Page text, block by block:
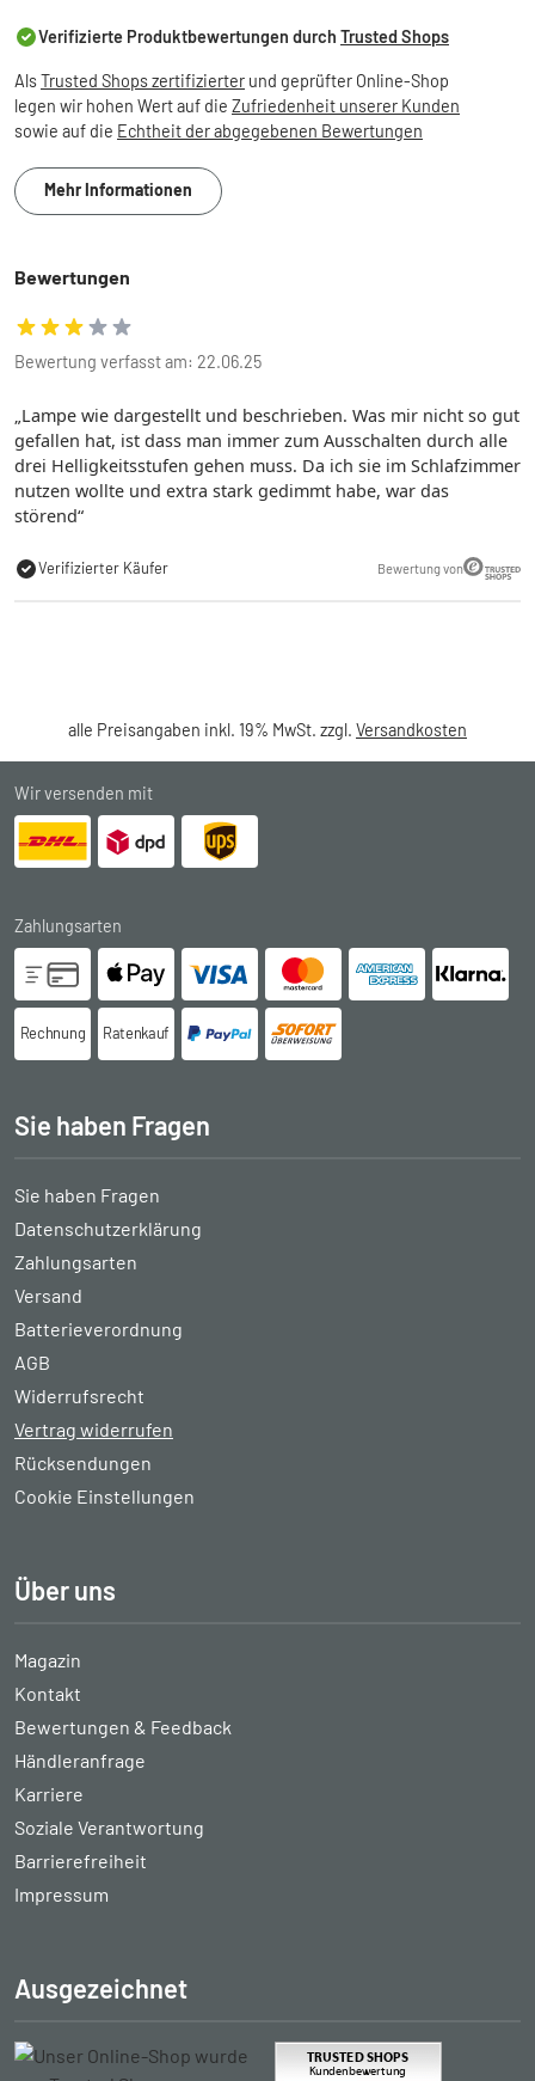
Verifizierte Produktbewertungen durch Trusted Shops
AlsTrusted Shops zertifizierter und geprüfter Online-Shop
legen wir hohen Wert auf die Zufriedenheit unserer Kunden
sowie auf die Echtheit der abgegebenen Bewertungen
Mehr Informationen
Bewertungen
Bewertung verfasst am: 22.06.25
Lampe wie dargestellt und beschrieben. Was mir nicht so gut
gefallen hat, ist dass man immer zum Ausschalten durch alle
drei Helligkeitsstufen gehen muss. Da ich sie im Schlafzimmer
nutzen wollte und extra stark gedimmt habe, war das
störend
Verifizierter Käufer Bewertung von
alle Preisangaben inkl. 19% MwSt. zzgl. Versandkosten
Wir versenden mit
Zahlungsarten
Rechnung Ratenkauf
Sie haben Fragen
Sie haben Fragen
Datenschutzerklärung
Zahlungsarten
Versand
Batterieverordnung
AGB
Widerrufsrecht
Vertrag widerrufen
Rücksendungen
Cookie Einstellungen
Über uns
Magazin
Kontakt
Bewertungen & Feedback
Händleranfrage
Karriere
Soziale Verantwortung
Barrierefreiheit
Impressum
Ausgezeichnet